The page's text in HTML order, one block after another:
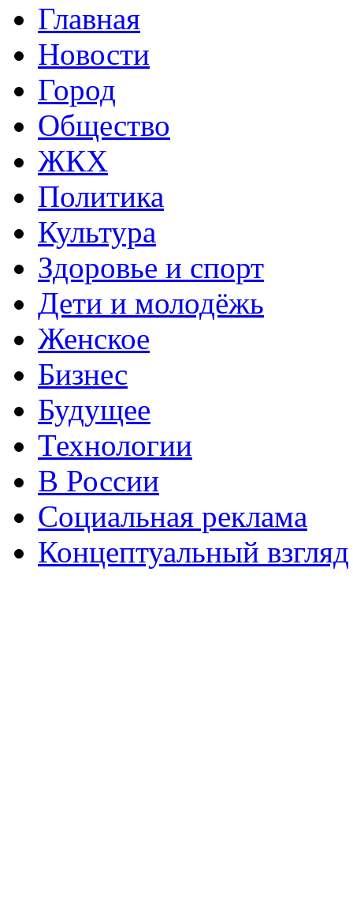
Главная
Новости
Город
Общество
ЖКХ
Политика
Культура
Здоровье и спорт
Дети и молодёжь
Женское
Бизнес
Будущее
Технологии
В России
Социальная реклама
Концептуальный взгляд